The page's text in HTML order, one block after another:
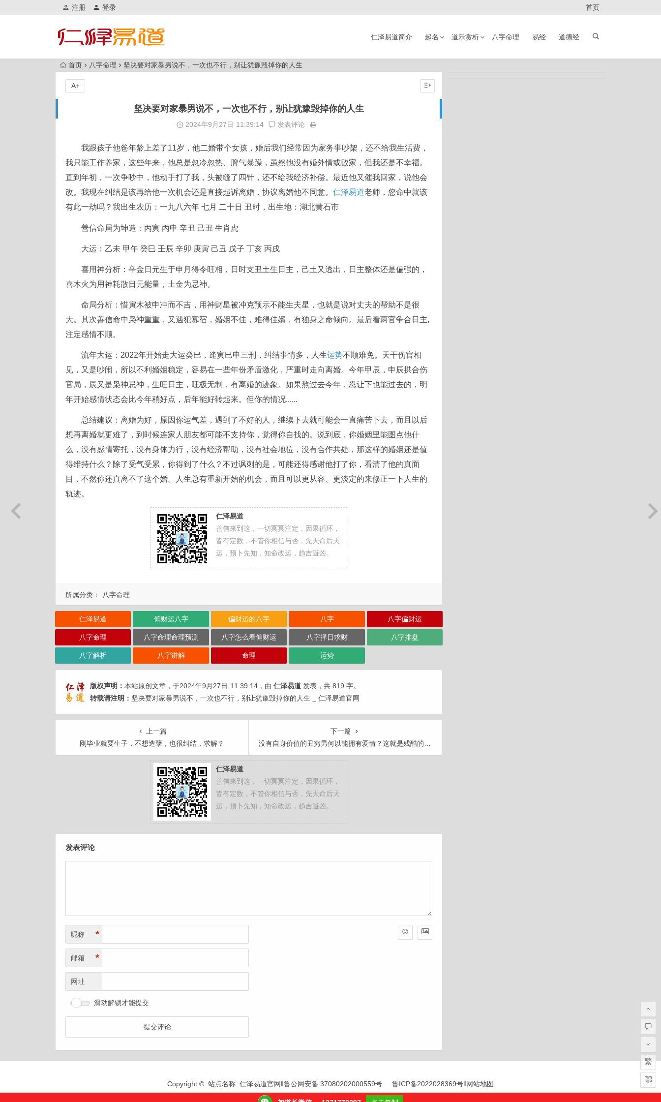
注册 登录 首页
仁泽易道简介 起名 道乐赏析 八字命理 易经 道德经
首页 八字命理 坚决要对家暴男说不，一次也不行，别让犹豫毁掉你的人生
坚决要对家暴男说不，一次也不行，别让犹豫毁掉你的人生
2024年9月27日 11:39:14 发表评论
我跟孩子他爸年龄上差了11岁，他二婚带个女孩，婚后我们经常因为家务事吵架，还不给我生活费，
我只能工作养家，这些年来，他总是忽冷忽热、脾气暴躁，虽然他没有婚外情或败家，但我还是不幸福。
直到年初，一次争吵中，他动手打了我，头被缝了四针，还不给我经济补偿。最近他又催我回家，说他会
改。我现在纠结是该再给他一次机会还是直接起诉离婚，协议离婚他不同意。 仁泽易道老师，您命中就该
有此一劫吗？我出生农历：一九八六年 七月 二十日 丑时，出生地：湖北黄石市
善信命局为坤造：丙寅 丙申 辛丑 己丑 生肖虎
大运：乙未 甲午 癸巳 壬辰 辛卯 庚寅 己丑 戊子 丁亥 丙戌
喜用神分析：辛金日元生于申月得令旺相，日时支丑土生日主，己土又透出，日主整体还是偏强的，
喜木火为用神耗散日元能量，土金为忌神。
命局分析：惜寅木被申冲而不吉，用神财星被冲克预示不能生夫星，也就是说对丈夫的帮助不是很
大。其次善信命中枭神重重，又遇犯寡宿，婚姻不佳，难得佳婿，有独身之命倾向。最后看两官争合日主,
注定感情不顺。
流年大运：2022年开始走大运癸巳，逢寅巳申三刑，纠结事情多，人生运势不顺难免。天干伤官相
见，又是吵闹，所以不利婚姻稳定，容易在一些年份矛盾激化，严重时走向离婚。今年甲辰，申辰拱合伤
官局，辰又是枭神忌神，生旺日主，旺极无制，有离婚的迹象。如果熬过去今年，忍让下也能过去的，明
年开始感情状态会比今年稍好点，后年能好转起来。但你的情况......
总结建议：离婚为好，原因你运气差，遇到了不好的人，继续下去就可能会一直痛苦下去，而且以后
想再离婚就更难了，到时候连家人朋友都可能不支持你，觉得你自找的。说到底，你婚姻里能图点他什
么，没有感情寄托，没有身体力行，没有经济帮助，没有社会地位，没有合作共处，那这样的婚姻还是值
得维持什么？除了受气受累，你得到了什么？不过讽刺的是，可能还得感谢他打了你，看清了他的真面
目，不然你还真离不了这个婚。人生总有重新开始的机会，而且可以更从容、更淡定的来修正一下人生的
轨迹。
仁泽易道
善信来到这，一切冥冥注定，因果循环，
皆有定数，不管你相信与否，先天命后天
运，预卜先知，知命改运，趋吉避凶。
A+
所属分类： 八字命理
仁泽易道 偏财运八字 偏财运的八字 八字 八字偏财运
八字命理 八字命理命理预测 八字怎么看偏财运 八字择日求财 八字排盘
八字解析 八字讲解 命理 运势
版权声明： 本站原创文章，于2024年9月27日 11:39:14 ，由 仁泽易道 发表，共 819 字。
转载请注明： 坚决要对家暴男说不，一次也不行，别让犹豫毁掉你的人生 _ 仁泽易道官网
上一篇
刚毕业就要生子，不想造孽，也很纠结，求解？
下一篇
没有自身价值的丑穷男何以能拥有爱情？这就是残酷的现实！！！
仁泽易道
善信来到这，一切冥冥注定，因果循环，
皆有定数，不管你相信与否，先天命后天
运，预卜先知，知命改运，趋吉避凶。
发表评论
昵称 *
邮箱 *
网址
滑动解锁才能提交
Copyright © 站点名称 仁泽易道官网‖鲁公网安备 37080202000559号 鲁ICP备2022028369号‖网站地图
繁